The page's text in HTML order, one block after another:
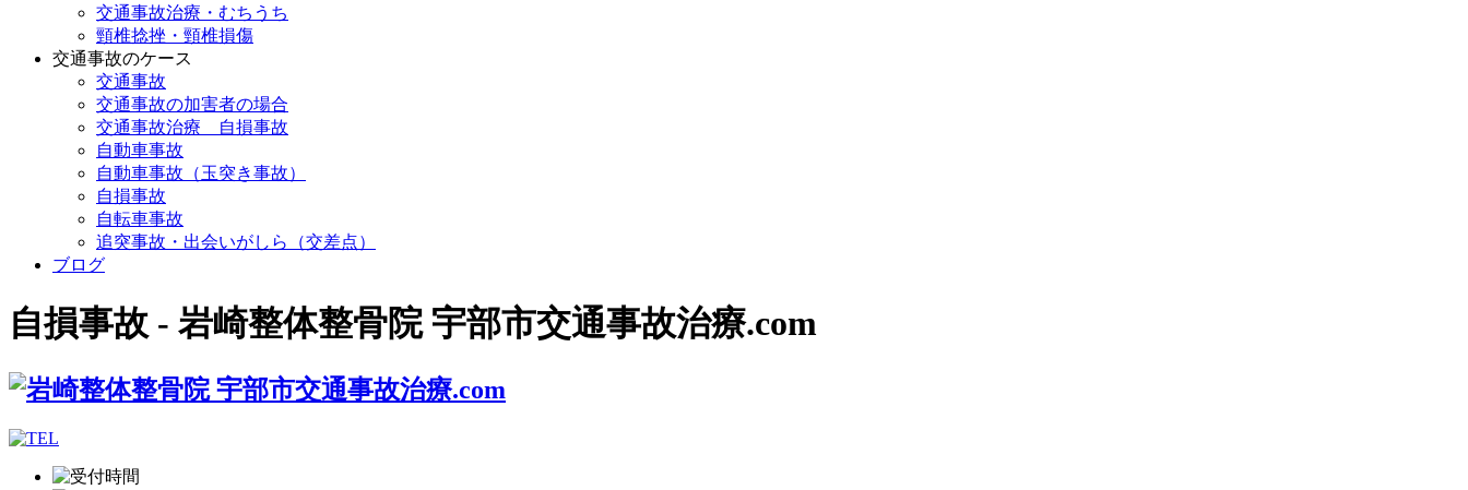
交通事故治療・むちうち
頸椎捻挫・頸椎損傷
交通事故のケース
交通事故
交通事故の加害者の場合
交通事故治療 自損事故
自動車事故
自動車事故（玉突き事故）
自損事故
自転車事故
追突事故・出会いがしら（交差点）
ブログ
自損事故 - 岩崎整体整骨院 宇部市交通事故治療.com